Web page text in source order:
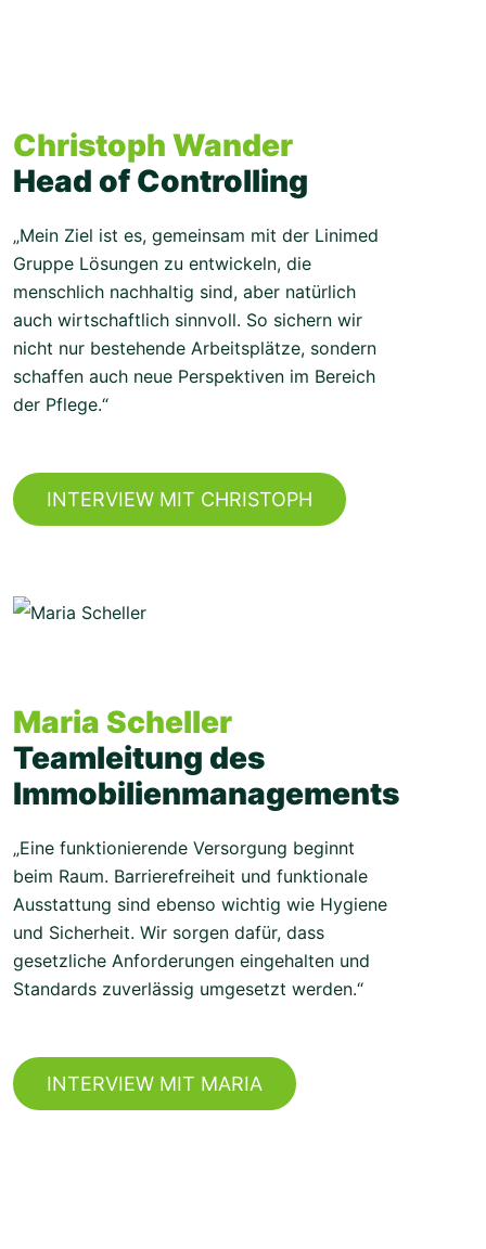
Christoph Wander
Head of Controlling
„Mein Ziel ist es, gemeinsam mit der Linimed
Gruppe Lösungen zu entwickeln, die
menschlich nachhaltig sind, aber natürlich
auch wirtschaftlich sinnvoll. So sichern wir
nicht nur bestehende Arbeitsplätze, sondern
schaffen auch neue Perspektiven im Bereich
der Pflege.“
INTERVIEW MIT CHRISTOPH
Maria Scheller
Teamleitung des
Immobilienmanagements
„Eine funktionierende Versorgung beginnt
beim Raum. Barrierefreiheit und funktionale
Ausstattung sind ebenso wichtig wie Hygiene
und Sicherheit. Wir sorgen dafür, dass
gesetzliche Anforderungen eingehalten und
Standards zuverlässig umgesetzt werden.“
INTERVIEW MIT MARIA